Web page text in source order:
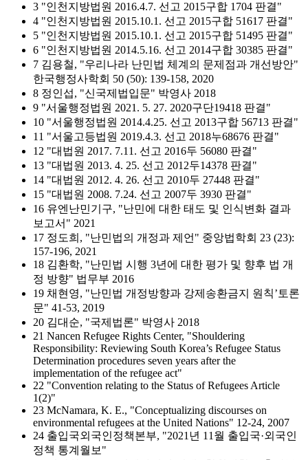
3 "인천지방법원 2016.4.7. 선고 2015구합 1704 판결"
4 "인천지방법원 2015.10.1. 선고 2015구합 51617 판결"
5 "인천지방법원 2015.10.1. 선고 2015구합 51495 판결"
6 "인천지방법원 2014.5.16. 선고 2014구합 30385 판결"
7 김용철, "우리나라 난민법 체계의 문제점과 개선방안"
한국행정사학회 50 (50): 139-158, 2020
8 정인섭, "신국제법입문" 박영사 2018
9 "서울행정법원 2021. 5. 27. 2020구단19418 판결"
10 "서울행정법원 2014.4.25. 선고 2013구합 56713 판결"
11 "서울고등법원 2019.4.3. 선고 2018누68676 판결"
12 "대법원 2017. 7.11. 선고 2016두 56080 판결"
13 "대법원 2013. 4. 25. 선고 2012두14378 판결"
14 "대법원 2012. 4. 26. 선고 2010두 27448 판결"
15 "대법원 2008. 7.24. 선고 2007두 3930 판결"
16 유엔난민기구, "난민에 대한 태도 및 인식변화 결과
보고서" 2021
17 정도희, "난민법의 개정과 제언" 중앙법학회 23 (23):
157-196, 2021
18 김환학, "난민법 시행 3년에 대한 평가 및 향후 법 개
정 방향" 법무부 2016
19 채현영, "난민법 개정방향과 강제송환금지 원칙’토론
문" 41-53, 2019
20 김대순, "국제법론" 박영사 2018
21 Nancen Refugee Rights Center, "Shouldering
Responsibility: Reviewing South Korea’s Refugee Status
Determination procedures seven years after the
implementation of the refugee act"
22 "Convention relating to the Status of Refugees Article
1(2)"
23 McNamara, K. E., "Conceptualizing discourses on
environmental refugees at the United Nations" 12-24, 2007
24 출입국외국인정책본부, "2021년 11월 출입국·외국인
정책 통계월보"